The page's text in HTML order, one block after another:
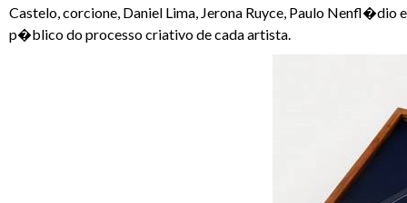
Castelo, corcione, Daniel Lima, Jerona Ruyce, Paulo
p�blico do processo criativo de cada artista.